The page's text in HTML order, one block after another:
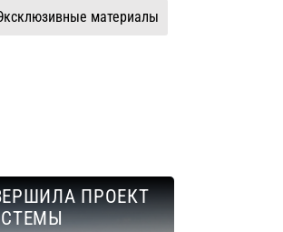
материалы
ПРОЕКТ